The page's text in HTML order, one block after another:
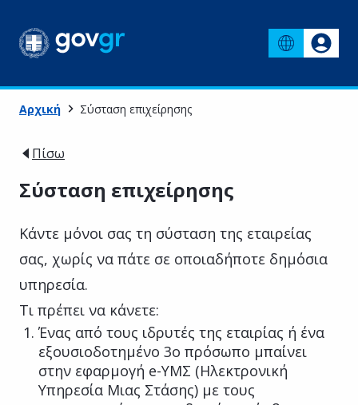
Αρχική Σύσταση επιχείρησης
Πίσω
Σύσταση επιχείρησης
Κάντε μόνοι σας τη σύσταση της εταιρείας
σας, χωρίς να πάτε σε οποιαδήποτε δημόσια
υπηρεσία.
Τι πρέπει να κάνετε:
Ένας από τους ιδρυτές της εταιρίας ή ένα
εξουσιοδοτημένο 3ο πρόσωπο μπαίνει
στην εφαρμογή e-ΥΜΣ (Ηλεκτρονική
Υπηρεσία Μιας Στάσης) με τους